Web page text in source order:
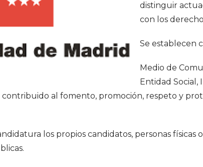
distinguir
con los
Se establecen
Medio de
Entidad Social,
al fomento, promoción, respeto y
los propios candidatos, personas físicas